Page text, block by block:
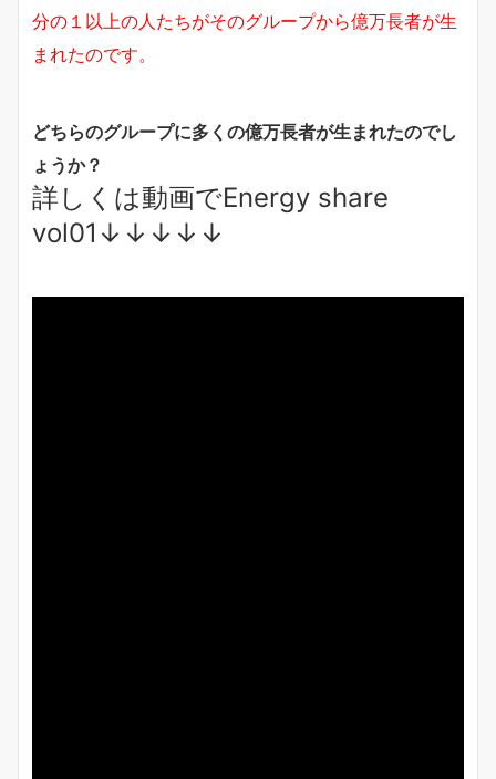
分の１以上の人たちがそのグループから億万長者が生
まれたのです。
どちらのグループに多くの億万長者が生まれたのでし
ょうか？
詳しくは動画でEnergy share
vol01↓↓↓↓↓